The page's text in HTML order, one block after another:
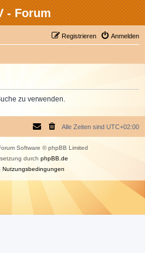
- Forum
Anmelden
Registrieren
zu verwenden.
Alle Zeiten sind UTC+02:00
Software © phpBB Limited
durch phpBB.de
Nutzungsbedingungen